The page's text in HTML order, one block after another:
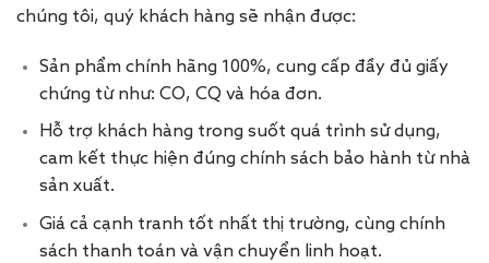
chúng tôi, quý khách hàng sẽ nhận được:
Sản phẩm chính hãng 100%, cung cấp đầy đủ giấy
chứng từ như: CO, CQ và hóa đơn.
Hỗ trợ khách hàng trong suốt quá trình sử dụng,
cam kết thực hiện đúng chính sách bảo hành từ nhà
sản xuất.
Giá cả cạnh tranh tốt nhất thị trường, cùng chính
sách thanh toán và vận chuyển linh hoạt.